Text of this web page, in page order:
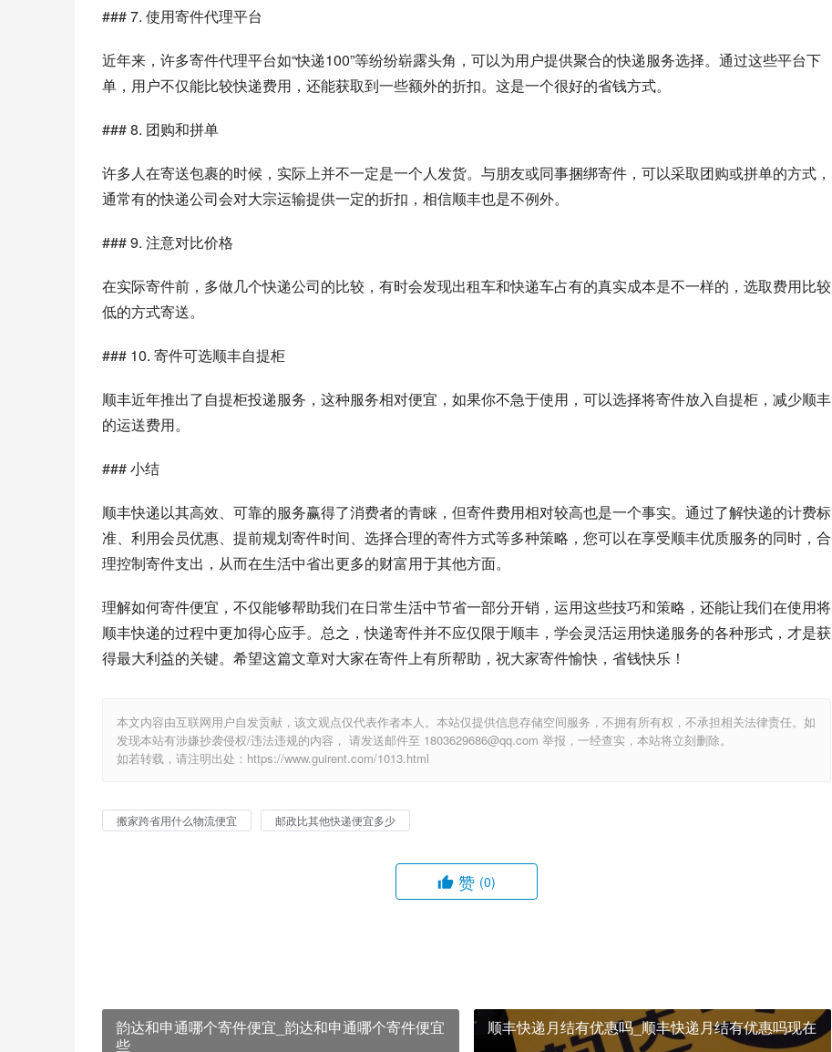
### 7. 使用寄件代理平台
近年来，许多寄件代理平台如“快递100”等纷纷崭露头角，可以为用户提供聚合的快递服务选择。通过这些平台下
单，用户不仅能比较快递费用，还能获取到一些额外的折扣。这是一个很好的省钱方式。
### 8. 团购和拼单
许多人在寄送包裹的时候，实际上并不一定是一个人发货。与朋友或同事捆绑寄件，可以采取团购或拼单的方式，
通常有的快递公司会对大宗运输提供一定的折扣，相信顺丰也是不例外。
### 9. 注意对比价格
在实际寄件前，多做几个快递公司的比较，有时会发现出租车和快递车占有的真实成本是不一样的，选取费用比较
低的方式寄送。
### 10. 寄件可选顺丰自提柜
顺丰近年推出了自提柜投递服务，这种服务相对便宜，如果你不急于使用，可以选择将寄件放入自提柜，减少顺丰
的运送费用。
### 小结
顺丰快递以其高效、可靠的服务赢得了消费者的青睐，但寄件费用相对较高也是一个事实。通过了解快递的计费标
准、利用会员优惠、提前规划寄件时间、选择合理的寄件方式等多种策略，您可以在享受顺丰优质服务的同时，合
理控制寄件支出，从而在生活中省出更多的财富用于其他方面。
理解如何寄件便宜，不仅能够帮助我们在日常生活中节省一部分开销，运用这些技巧和策略，还能让我们在使用将
顺丰快递的过程中更加得心应手。总之，快递寄件并不应仅限于顺丰，学会灵活运用快递服务的各种形式，才是获
得最大利益的关键。希望这篇文章对大家在寄件上有所帮助，祝大家寄件愉快，省钱快乐！
本文内容由互联网用户自发贡献，该文观点仅代表作者本人。本站仅提供信息存储空间服务，不拥有所有权，不承担相关法律责任。如
发现本站有涉嫌抄袭侵权/违法违规的内容， 请发送邮件至 1803629686@qq.com 举报，一经查实，本站将立刻删除。
如若转载，请注明出处：https://www.guirent.com/1013.html
搬家跨省用什么物流便宜 邮政比其他快递便宜多少
赞 (0)
韵达和申通哪个寄件便宜_韵达和申通哪个寄件便宜
些
顺丰快递月结有优惠吗_顺丰快递月结有优惠吗现在